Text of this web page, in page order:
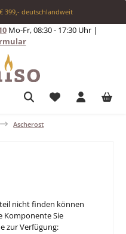
399,- deutschlandweit
Mo-Fr, 08:30 - 17:30 Uhr |
Du hast 0
Ascherost
nicht finden können
Komponente Sie
zur Verfügung: